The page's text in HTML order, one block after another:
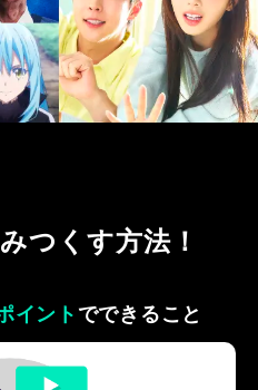
つくす方法！
イントでできること